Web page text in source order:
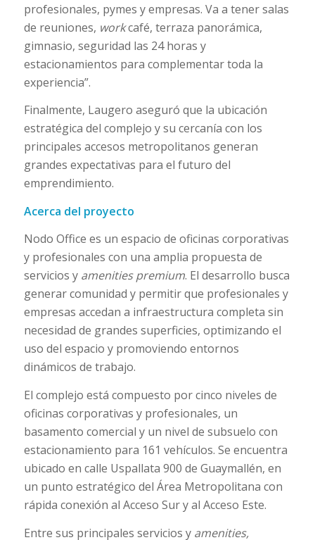
profesionales, pymes y empresas. Va a tener salas
de reuniones, workcafé, terraza panorámica,
gimnasio, seguridad las 24 horas y
estacionamientos para complementar toda la
experiencia”.
Finalmente, Laugero aseguró que la ubicación
estratégica del complejo y su cercanía con los
principales accesos metropolitanos generan
grandes expectativas para el futuro del
emprendimiento.
Acerca del proyecto
Nodo Office es un espacio de oficinas corporativas
y profesionales con una amplia propuesta de
servicios y amenities premium. El desarrollo busca
generar comunidad y permitir que profesionales y
empresas accedan a infraestructura completa sin
necesidad de grandes superficies, optimizando el
uso del espacio y promoviendo entornos
dinámicos de trabajo.
El complejo está compuesto por cinco niveles de
oficinas corporativas y profesionales, un
basamento comercial y un nivel de subsuelo con
estacionamiento para 161 vehículos. Se encuentra
ubicado en calle Uspallata 900 de Guaymallén, en
un punto estratégico del Área Metropolitana con
rápida conexión al Acceso Sur y al Acceso Este.
Entre sus principales servicios y amenities,